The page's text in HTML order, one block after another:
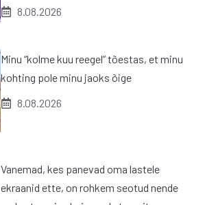
8.08.2026
Minu “kolme kuu reegel” tõestas, et minu
kohting pole minu jaoks õige
8.08.2026
Vanemad, kes panevad oma lastele
ekraanid ette, on rohkem seotud nende